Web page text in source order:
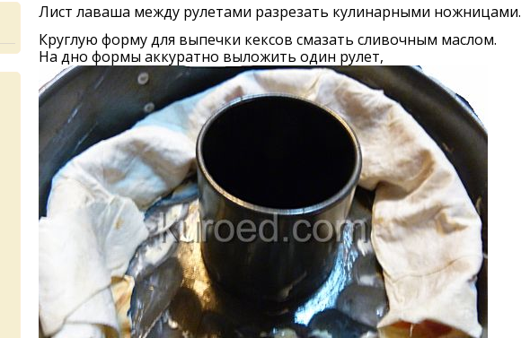
Лист лаваша между рулетами разрезать кулинарными ножницами.
Круглую форму для выпечки кексов смазать сливочным маслом.
На дно формы аккуратно выложить один рулет,